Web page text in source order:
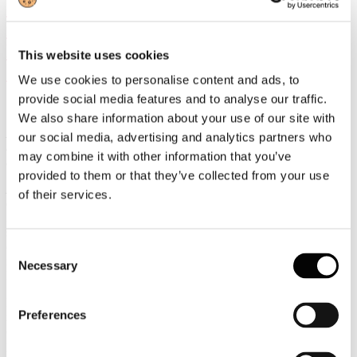
This website uses cookies
We use cookies to personalise content and ads, to
provide social media features and to analyse our traffic.
We also share information about your use of our site with
our social media, advertising and analytics partners who
may combine it with other information that you’ve
provided to them or that they’ve collected from your use
of their services.
Selection
Necessary
Preferences
Giornata Internazionale delle Foreste
Nazionale del Parlamento Europeo
Giovani.
La superficie della foresta europea è in costante crescita: dal 1950
ad oggi è aumentata del 30% una dimensione pari a 1500 campi da
calcio al giorno
Lucca, 21 marzo 2025
delle Foreste nel contesto della 56° edizione della Conferenza
italiani ed europei presenti all’iniziativa” afferma Massimo Medugno
DG Assocarta.
La conferenza fa quest’anno tappa, a Lucca, la cui provincia
rappresenta il primo distretto cartario europeo. Per una Europa più
coesa, con il coinvolgimento di ragazzi provenienti da tutta l’Unione